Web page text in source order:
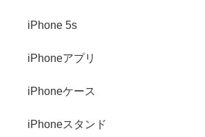
iPhone 5s
iPhoneアプリ
iPhoneケース
iPhoneスタンド